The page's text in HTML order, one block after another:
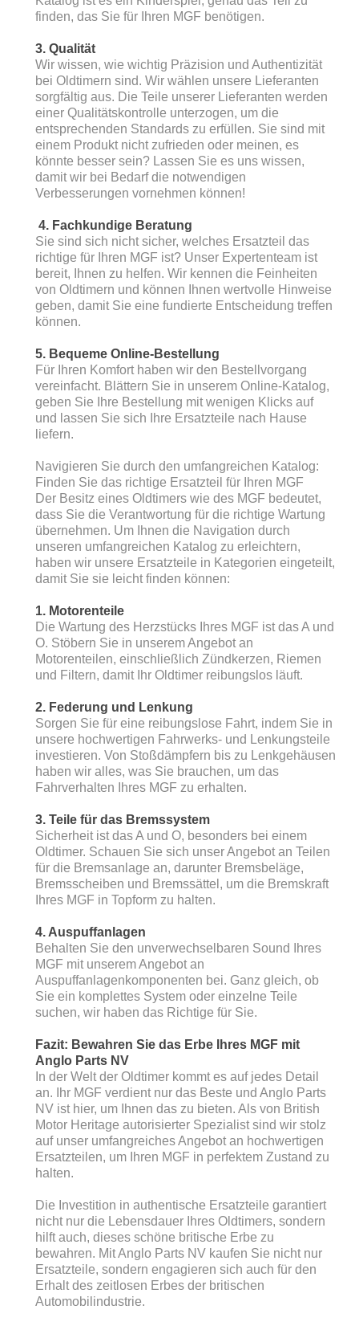
finden, das Sie für Ihren MGF benötigen.
3. Qualität
Wir wissen, wie wichtig Präzision und Authentizität
bei Oldtimern sind. Wir wählen unsere Lieferanten
sorgfältig aus. Die Teile unserer Lieferanten werden
einer Qualitätskontrolle unterzogen, um die
entsprechenden Standards zu erfüllen. Sie sind mit
einem Produkt nicht zufrieden oder meinen, es
könnte besser sein? Lassen Sie es uns wissen,
damit wir bei Bedarf die notwendigen
Verbesserungen vornehmen können!
4. Fachkundige Beratung
Sie sind sich nicht sicher, welches Ersatzteil das
richtige für Ihren MGF ist? Unser Expertenteam ist
bereit, Ihnen zu helfen. Wir kennen die Feinheiten
von Oldtimern und können Ihnen wertvolle Hinweise
geben, damit Sie eine fundierte Entscheidung treffen
können.
5. Bequeme Online-Bestellung
Für Ihren Komfort haben wir den Bestellvorgang
vereinfacht. Blättern Sie in unserem Online-Katalog,
geben Sie Ihre Bestellung mit wenigen Klicks auf
und lassen Sie sich Ihre Ersatzteile nach Hause
liefern.
Navigieren Sie durch den umfangreichen Katalog:
Finden Sie das richtige Ersatzteil für Ihren MGF
Der Besitz eines Oldtimers wie des MGF bedeutet,
dass Sie die Verantwortung für die richtige Wartung
übernehmen. Um Ihnen die Navigation durch
unseren umfangreichen Katalog zu erleichtern,
haben wir unsere Ersatzteile in Kategorien eingeteilt,
damit Sie sie leicht finden können:
1. Motorenteile
Die Wartung des Herzstücks Ihres MGF ist das A und
O. Stöbern Sie in unserem Angebot an
Motorenteilen, einschließlich Zündkerzen, Riemen
und Filtern, damit Ihr Oldtimer reibungslos läuft.
2. Federung und Lenkung
Sorgen Sie für eine reibungslose Fahrt, indem Sie in
unsere hochwertigen Fahrwerks- und Lenkungsteile
investieren. Von Stoßdämpfern bis zu Lenkgehäusen
haben wir alles, was Sie brauchen, um das
Fahrverhalten Ihres MGF zu erhalten.
3. Teile für das Bremssystem
Sicherheit ist das A und O, besonders bei einem
Oldtimer. Schauen Sie sich unser Angebot an Teilen
für die Bremsanlage an, darunter Bremsbeläge,
Bremsscheiben und Bremssättel, um die Bremskraft
Ihres MGF in Topform zu halten.
4. Auspuffanlagen
Behalten Sie den unverwechselbaren Sound Ihres
MGF mit unserem Angebot an
Auspuffanlagenkomponenten bei. Ganz gleich, ob
Sie ein komplettes System oder einzelne Teile
suchen, wir haben das Richtige für Sie.
Fazit: Bewahren Sie das Erbe Ihres MGF mit
Anglo Parts NV
In der Welt der Oldtimer kommt es auf jedes Detail
an. Ihr MGF verdient nur das Beste und Anglo Parts
NV ist hier, um Ihnen das zu bieten. Als von British
Motor Heritage autorisierter Spezialist sind wir stolz
auf unser umfangreiches Angebot an hochwertigen
Ersatzteilen, um Ihren MGF in perfektem Zustand zu
halten.
Die Investition in authentische Ersatzteile garantiert
nicht nur die Lebensdauer Ihres Oldtimers, sondern
hilft auch, dieses schöne britische Erbe zu
bewahren. Mit Anglo Parts NV kaufen Sie nicht nur
Ersatzteile, sondern engagieren sich auch für den
Erhalt des zeitlosen Erbes der britischen
Automobilindustrie.